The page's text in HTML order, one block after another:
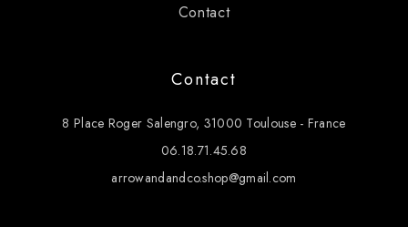
Contact
Contact
8 Place Roger Salengro, 31000 Toulouse - France
06.18.71.45.68
arrowandandco.shop@gmail.com